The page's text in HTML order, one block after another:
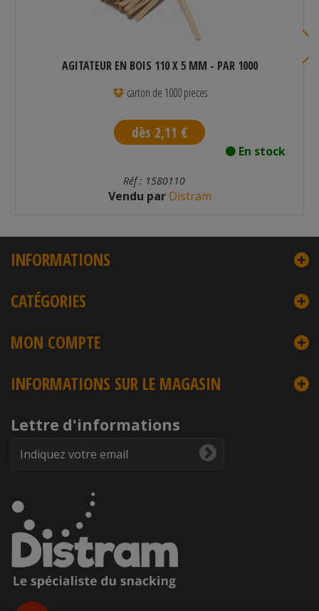
AGITATEUR EN BOIS 110 X 5 MM - PAR 1000
carton de 1000 pieces
dès 2,11 €
En stock
Réf : 1580110
Vendu parDistram
INFORMATIONS
CATÉGORIES
MON COMPTE
INFORMATIONS SUR LE MAGASIN
Lettre d'informations